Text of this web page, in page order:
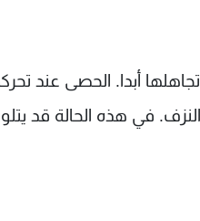
أبدا. الحصى عند
في هذه الحالة قد